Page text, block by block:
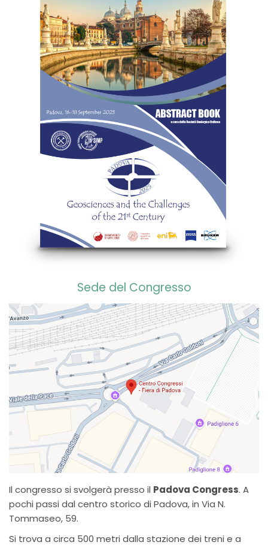
Sede del Congresso
Il congresso si svolgerà presso il Padova Congress. A
pochi passi dal centro storico di Padova, in Via N.
Tommaseo, 59.
Si trova a circa 500 metri dalla stazione dei treni e a